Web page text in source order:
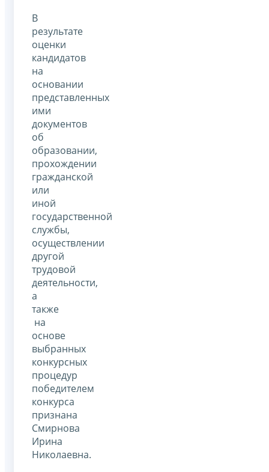
В
результате
оценки
кандидатов
на
основании
представленных
ими
документов
об
образовании,
прохождении
гражданской
или
иной
государственной
службы,
осуществлении
другой
трудовой
деятельности,
а
также
на
основе
выбранных
конкурсных
процедур
победителем
конкурса
признана
Смирнова
Ирина
Николаевна.